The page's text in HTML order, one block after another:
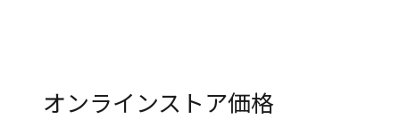
オンラインストア価格